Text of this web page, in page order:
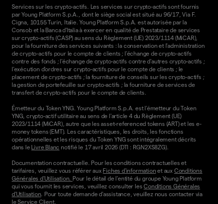
Services sur les crypto-actifs. Les services sur crypto-actifs sont fournis
par Young Platform S.p.A., dont le siège social est situé au 96/17, Via F.
Cigna, 10155 Turin, Italie. Young Platform S.p.A. est autorisée par la
Consob et la Banca d'Italia à exercer en qualité de Prestataire de services
sur crypto-actifs (CASP) au sens du Règlement (UE) 2023/1114 (MiCAR),
pour la fourniture des services suivants : la conservation et l'administration
de crypto-actifs pour le compte de clients ; l'échange de crypto-actifs
contre des fonds ; l'échange de crypto-actifs contre d'autres crypto-actifs ;
l'exécution d'ordres sur crypto-actifs pour le compte de clients ; le
placement de crypto-actifs ; la fourniture de conseils sur les crypto-actifs ;
la gestion de portefeuille sur crypto-actifs ; la fourniture de services de
transfert de crypto-actifs pour le compte de clients.
Émetteur du Token YNG. Young Platform S.p.A. est l'émetteur du Token
YNG, crypto-actif utilitaire au sens de l'article 4 du Règlement (UE)
2023/1114 (MiCAR), autre que les asset-referenced tokens (ART) et les e-
money tokens (EMT). Les caractéristiques, les droits, les fonctions
opérationnelles et les risques du Token YNG sont intégralement décrits
dans le Livre Blanc notifié le 17 avril 2026 (DTI : RGN2XS8ZG).
Documentation contractuelle. Pour les conditions contractuelles et
tarifaires, veuillez vous référer aux Fiches d'information et aux Conditions
Générales d'Utilisation. Pour le détail de l'entité du groupe Young Platform
qui vous fournit les services, veuillez consulter lesConditions Générales
d'Utilisation. Pour toute demande d'assistance, veuillez nous contacter via
leService Client.